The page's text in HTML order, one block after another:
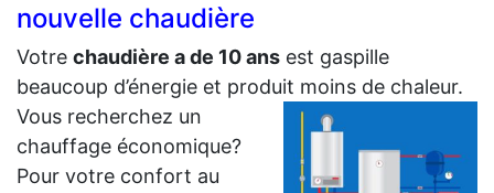
nouvelle chaudière
Votre chaudière a de 10 ans est gaspille
beaucoup d’énergie et produit moins de chaleur.
Vous recherchez un
chauffage économique?
Pour votre confort au